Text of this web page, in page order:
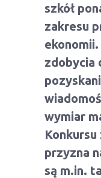
szkół
zakresu
zdobycia
wymiar
przyzna
są m.in.